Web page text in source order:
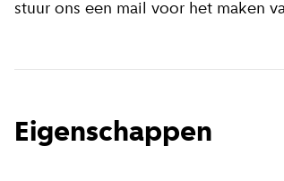
stuur ons een mail voor het maken
Eigenschappen